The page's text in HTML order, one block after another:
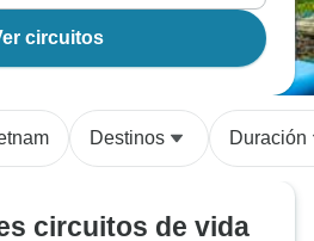
circuitos
Destinos Duración
circuitos de vida